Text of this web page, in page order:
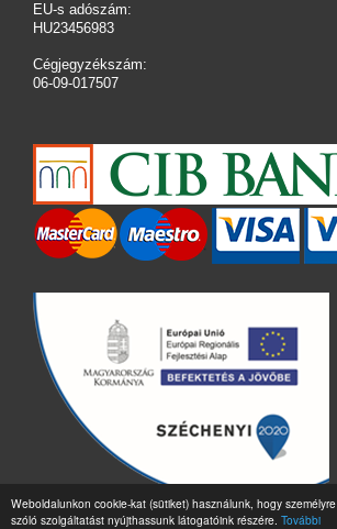
Weboldalunkon cookie-kat (sütiket) használunk, hogy személyre
szóló szolgáltatást nyújthassunk látogatóink részére. További
EU-s adószám:
HU23456983
Cégjegyzékszám:
06-09-017507